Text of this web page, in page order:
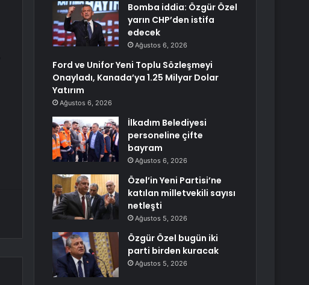
Bomba iddia: Özgür Özel
yarın CHP’den istifa
edecek
Ağustos 6, 2026
Ford ve Unifor Yeni Toplu Sözleşmeyi
Onayladı, Kanada’ya 1.25 Milyar Dolar
Yatırım
Ağustos 6, 2026
İlkadım Belediyesi
personeline çifte
bayram
Ağustos 6, 2026
Özel’in Yeni Partisi’ne
katılan milletvekili sayısı
netleşti
Ağustos 5, 2026
Özgür Özel bugün iki
parti birden kuracak
Ağustos 5, 2026